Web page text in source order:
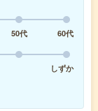
50代
60代
しずか